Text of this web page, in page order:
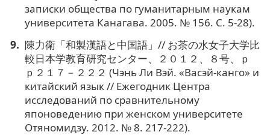
записки общества по гуманитарным наукам
университета Канагава. 2005. № 156. С. 5-28).
陳力衛「和製漢語と中国語」// お茶の水女子大学比
較日本学教育研究センター、２０１２、８号、ｐ
ｐ２１７－２２２ (Чэнь Ли Вэй. «Васэй-канго» и
китайский язык // Ежегодник Центра
исследований по сравнительному
японоведению при женском университете
Отяномидзу. 2012. № 8. 217-222).